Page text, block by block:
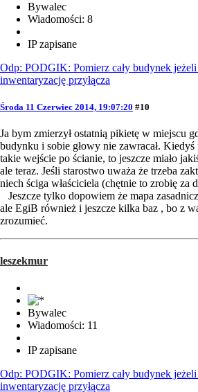
Bywalec
Wiadomości: 8
IP zapisane
Odp: PODGIK: Pomierz cały budynek
inwentaryzację przyłącza
Środa 11 Czerwiec 2014, 19:07:20 #10
Ja bym zmierzył ostatnią pikietę w miejscu
budynku i sobie głowy nie zawracał.
takie wejście po ścianie, to jeszcze miało
ale teraz. Jeśli starostwo uważa że trzeba
niech ściga właściciela (chętnie to zrobię za
Jeszcze tylko dopowiem że mapa
ale EgiB również i jeszcze kilka baz , bo z
zrozumieć.
leszekmur
Bywalec
Wiadomości: 11
IP zapisane
Odp: PODGIK: Pomierz cały budynek
inwentaryzację przyłącza